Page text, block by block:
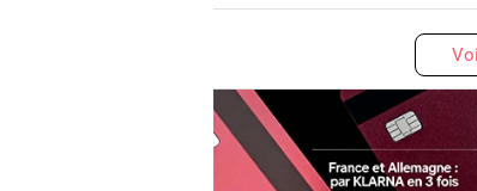
Customized Time